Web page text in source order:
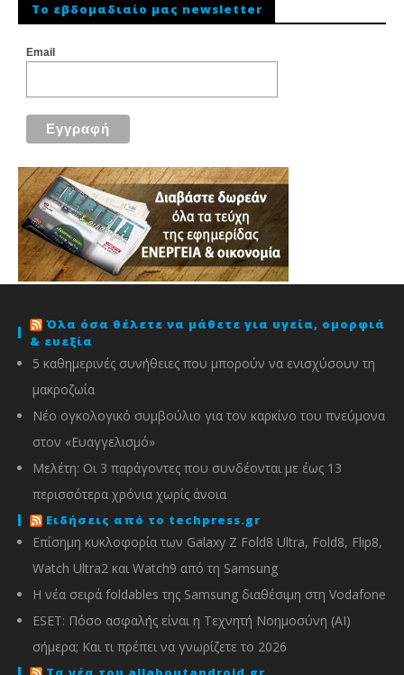
To εβδομαδιαίο μας newsletter
Email
Όλα όσα θέλετε να μάθετε για υγεία, ομορφιά
& ευεξία
5 καθημερινές συνήθειες που μπορούν να ενισχύσουν τη
μακροζωία
Νέο ογκολογικό συμβούλιο για τον καρκίνο του πνεύμονα
στον «Ευαγγελισμό»
Μελέτη: Οι 3 παράγοντες που συνδέονται με έως 13
περισσότερα χρόνια χωρίς άνοια
Ειδήσεις από το techpress.gr
Επίσημη κυκλοφορία των Galaxy Z Fold8 Ultra, Fold8, Flip8,
Watch Ultra2 και Watch9 από τη Samsung
Η νέα σειρά foldables της Samsung διαθέσιμη στη Vodafone
ESET: Πόσο ασφαλής είναι η Τεχνητή Νοημοσύνη (AI)
σήμερα; Και τι πρέπει να γνωρίζετε το 2026